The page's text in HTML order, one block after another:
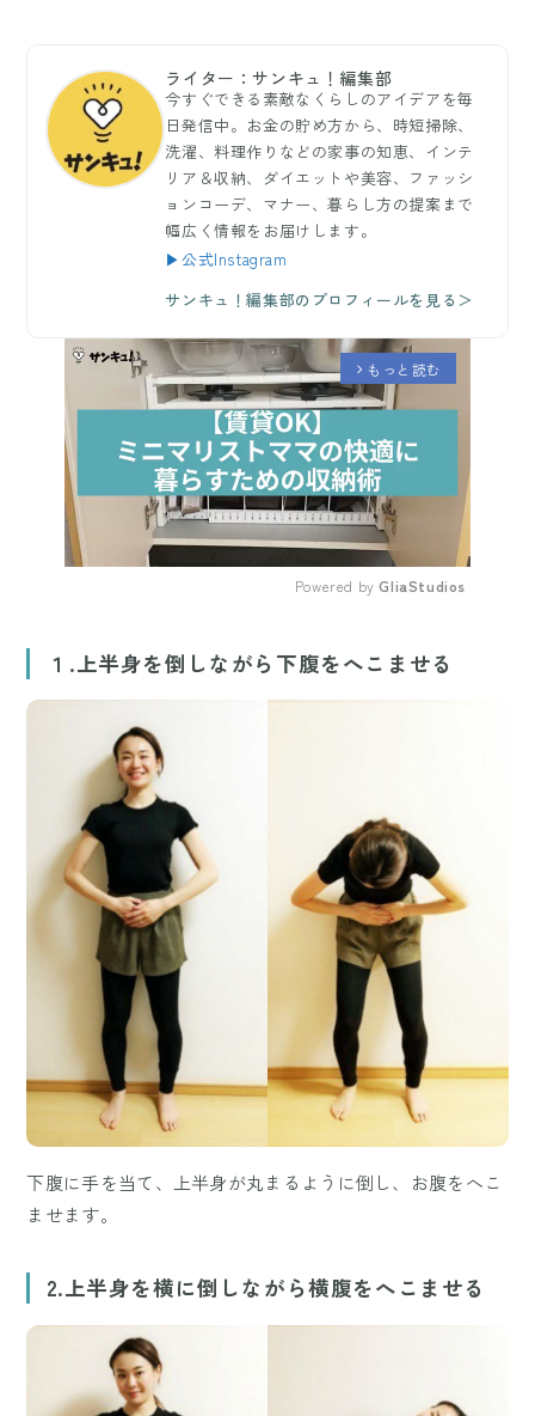
ライター：サンキュ！編集部
今すぐできる素敵なくらしのアイデアを毎
日発信中。お金の貯め方から、時短掃除、
洗濯、料理作りなどの家事の知恵、インテ
リア＆収納、ダイエットや美容、ファッシ
ョンコーデ、マナー、暮らし方の提案まで
幅広く情報をお届けします。
▶公式Instagram
サンキュ！編集部のプロフィールを見る＞
arrow_forward_ios もっと読む
Powered by GliaStudios
１.上半身を倒しながら下腹をへこませる
下腹に手を当て、上半身が丸まるように倒し、お腹をへこ
ませます。
2.上半身を横に倒しながら横腹をへこませる